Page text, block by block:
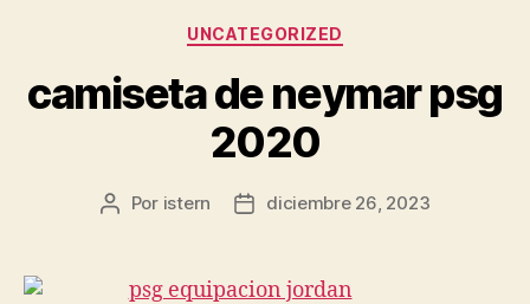
Categorías
UNCATEGORIZED
camiseta de neymar psg
2020
Autor
entrada
Por istern
Fecha
entrada
diciembre 26, 2023